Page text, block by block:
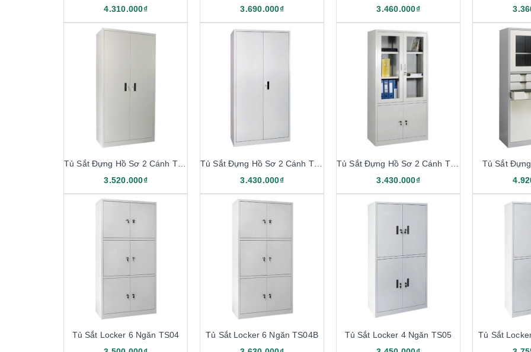
4.310.000₫
3.690.000₫
3.460.000₫
Tủ Sắt Đựng Hồ Sơ 2 Cánh TS01-KV
3.520.000₫
Tủ Sắt Đựng Hồ Sơ 2 Cánh TS02
3.430.000₫
Tủ Sắt Đựng Hồ Sơ 2 Cánh TS03
3.430.000₫
Tủ Sắt
Tủ Sắt Locker 6 Ngăn TS04
Tủ Sắt Locker 6 Ngăn TS04B
Tủ Sắt Locker 4 Ngăn TS05
Tủ Sắt